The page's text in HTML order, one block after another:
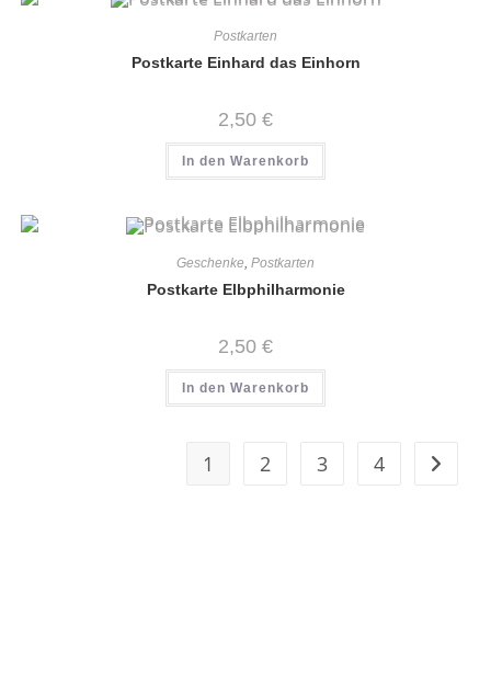
Postkarten
Postkarte Einhard das Einhorn
2,50 €
In den Warenkorb
Geschenke, Postkarten
Postkarte Elbphilharmonie
2,50 €
In den Warenkorb
1 2 3 4